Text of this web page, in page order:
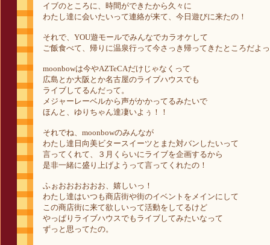
イブのところに、時間ができたから久々に
わたし達に会いたいって連絡が来て、今日遊びに来たの！
それで、YOU遊モールでみんなでカラオケして
ご飯食べて、帰りに温泉行って今さっき帰ってきたところだよ
moonbowは今やAZTeCAだけじゃなくって
広島とか大阪とか名古屋のライブハウスでも
ライブしてるんだって。
メジャーレーベルから声がかかってるみたいで
ほんと、ゆりちゃん達凄いよぅ！！
それでね、moonbowのみんなが
わたし達日向美ビタースイーツとまた対バンしたいって
言ってくれて、３月くらいにライブを企画するから
是非一緒に盛り上げようって言ってくれたの！
ふぉおおおおおお、嬉しいっ！
わたし達はいつも商店街や街のイベントをメインにして
この商店街に来て欲しいって活動をしてるけど
やっぱりライブハウスでもライブしてみたいなって
ずっと思ってたの。